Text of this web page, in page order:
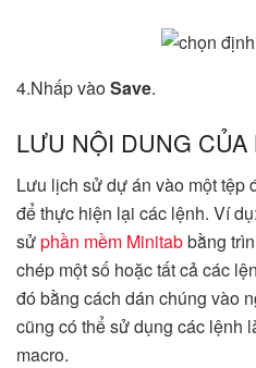
4.Nhấp vàoSave.
LƯU NỘI DUNG
Lưu lịch sử dự án vào một tệp
để thực hiện lại các lệnh. Ví
sửphần mềm Minitabbằng
chép một số hoặc tất cả các
đó bằng cách dán chúng vào
cũng có thể sử dụng các lệnh
macro.